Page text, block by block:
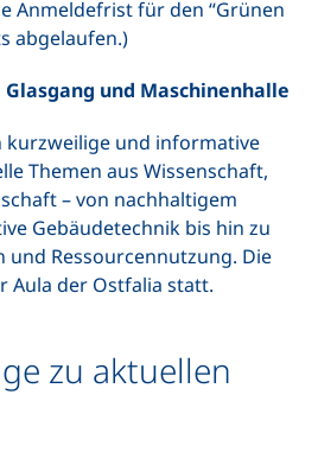
Anmeldefrist für den “Grünen
abgelaufen.)
Glasgang und Maschinenhalle
kurzweilige und informative
Themen aus Wissenschaft,
– von nachhaltigem
Gebäudetechnik bis hin zu
Ressourcennutzung. Die
Aula der Ostfalia statt.
zu aktuellen